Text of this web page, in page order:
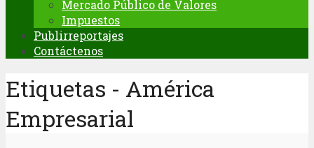
Mercado Público de Valores
Impuestos
Publirreportajes
Contáctenos
Etiquetas - América
Empresarial